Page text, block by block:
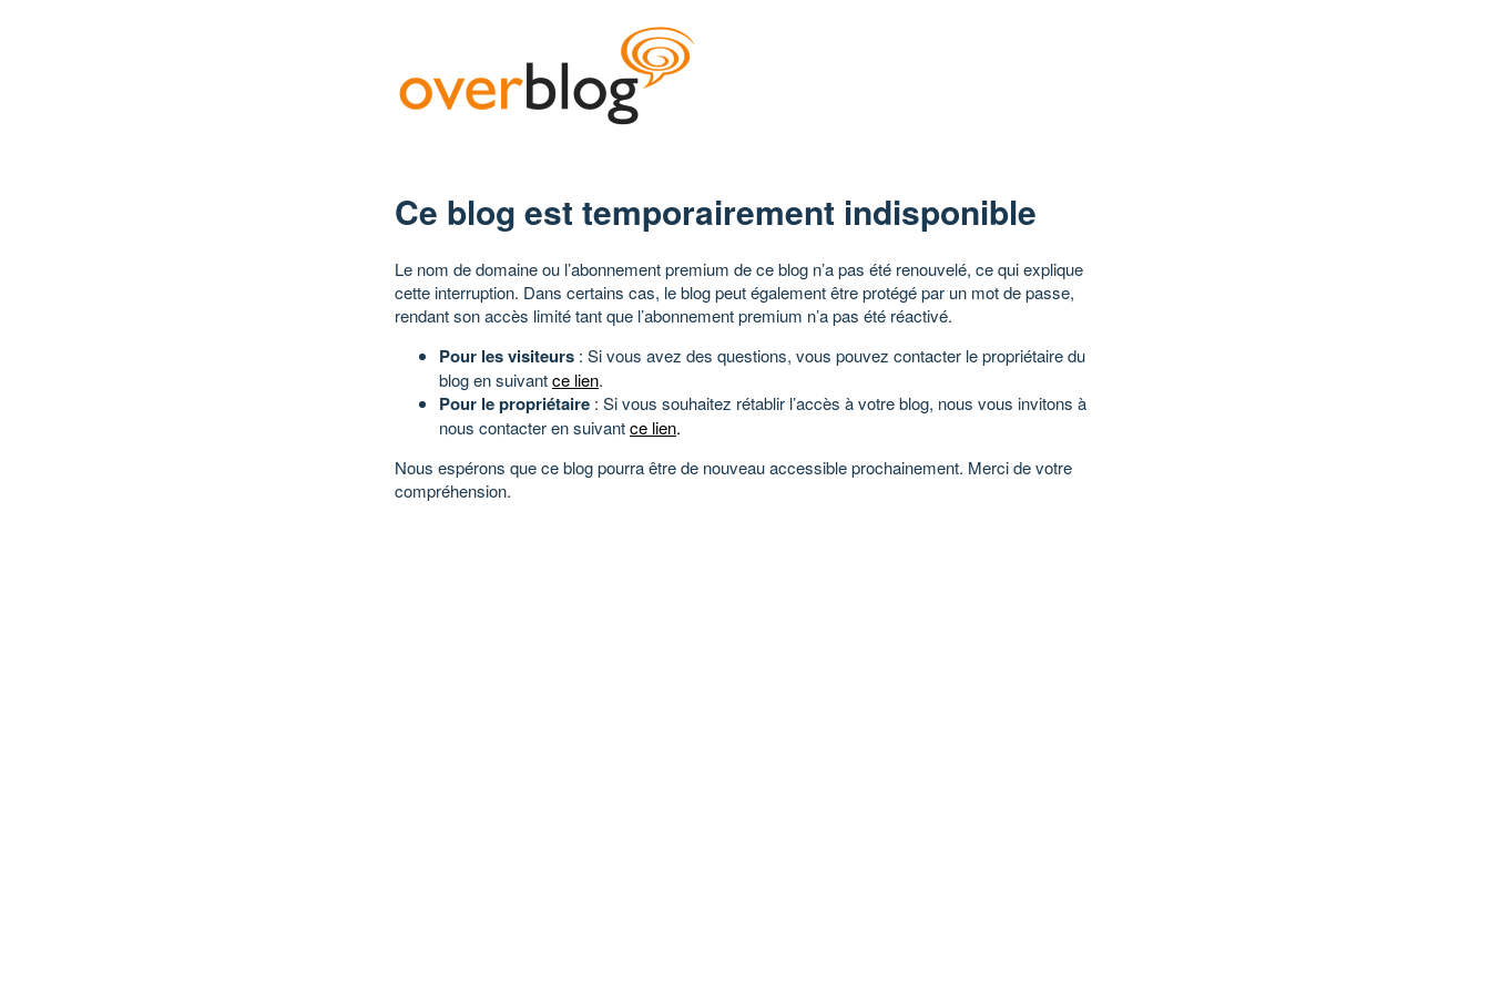
Ce blog est temporairement indisponible
Le nom de domaine ou l’abonnement premium de ce blog n’a pas été renouvelé, ce qui explique
cette interruption. Dans certains cas, le blog peut également être protégé par un mot de passe,
rendant son accès limité tant que l’abonnement premium n’a pas été réactivé.
Pour les visiteurs : Si vous avez des questions, vous pouvez contacter le propriétaire du
blog en suivantce lien.
Pour le propriétaire : Si vous souhaitez rétablir l’accès à votre blog, nous vous invitons à
nous contacter en suivantce lien.
Nous espérons que ce blog pourra être de nouveau accessible prochainement. Merci de votre
compréhension.